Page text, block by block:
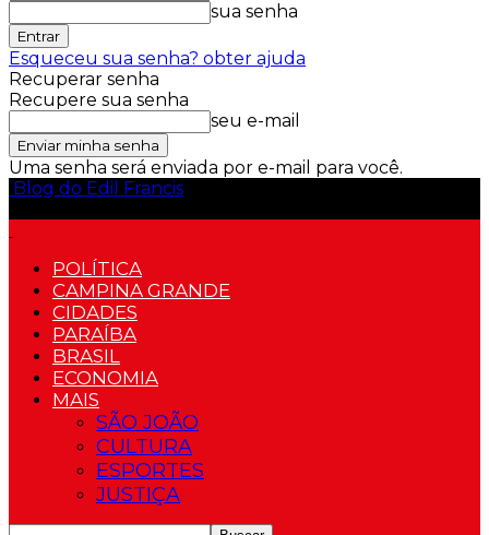
sua senha
Esqueceu sua senha? obter ajuda
Recuperar senha
Recupere sua senha
seu e-mail
Uma senha será enviada por e-mail para você.
Blog do Edil Francis
POLÍTICA
CAMPINA GRANDE
CIDADES
PARAÍBA
BRASIL
ECONOMIA
MAIS
SÃO JOÃO
CULTURA
ESPORTES
JUSTIÇA